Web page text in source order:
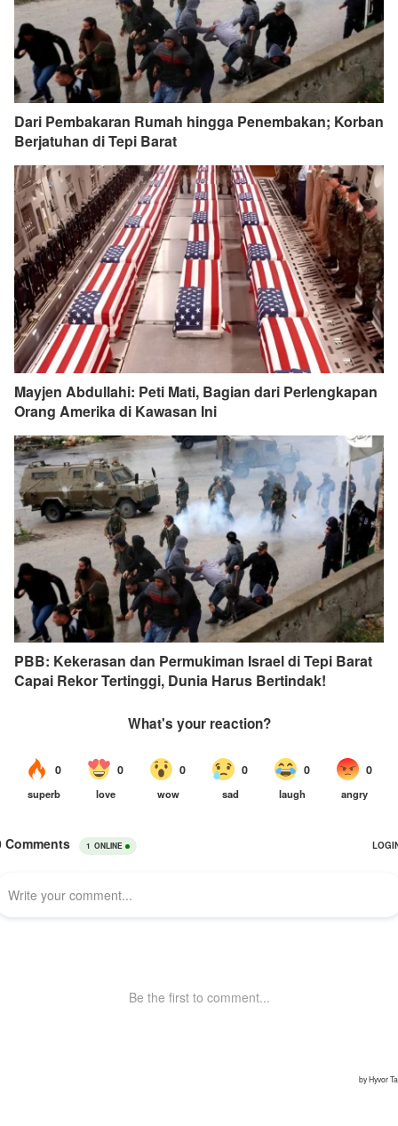
Dari Pembakaran Rumah hingga Penembakan; Korban
Berjatuhan di Tepi Barat
Mayjen Abdullahi: Peti Mati, Bagian dari Perlengkapan
Orang Amerika di Kawasan Ini
PBB: Kekerasan dan Permukiman Israel di Tepi Barat
Capai Rekor Tertinggi, Dunia Harus Bertindak!